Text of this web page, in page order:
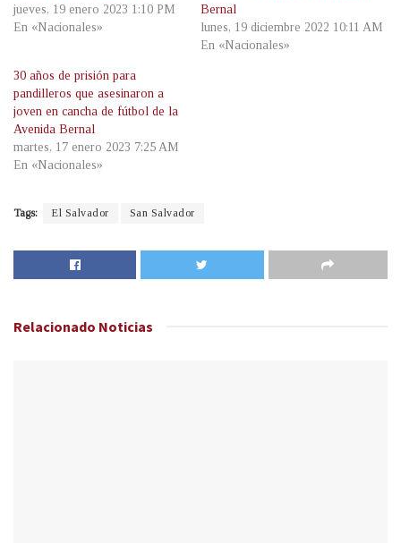
jueves, 19 enero 2023 1:10 PM
En «Nacionales»
Bernal
lunes, 19 diciembre 2022 10:11 AM
En «Nacionales»
30 años de prisión para
pandilleros que asesinaron a
joven en cancha de fútbol de la
Avenida Bernal
martes, 17 enero 2023 7:25 AM
En «Nacionales»
Tags: El Salvador San Salvador
Relacionado Noticias